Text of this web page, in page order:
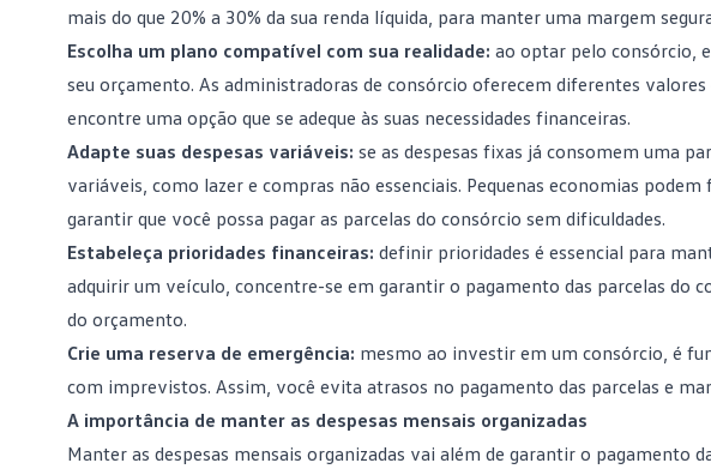
mais do que 20% a 30% da sua renda líquida, para manter uma margem
Escolha um plano compatível com sua realidade: ao optar pelo consórcio,
seu orçamento. As administradoras de consórcio oferecem diferentes
encontre uma opção que se adeque às suas necessidades financeiras.
Adapte suas despesas variáveis: se as despesas fixas já consomem uma
variáveis, como lazer e compras não essenciais. Pequenas economias
garantir que você possa pagar as parcelas do consórcio sem dificuldades.
Estabeleça prioridades financeiras: definir prioridades é essencial para
adquirir um veículo, concentre-se em garantir o pagamento das parcelas do
do orçamento.
Crie uma reserva de emergência: mesmo ao investir em um consórcio, é
com imprevistos. Assim, você evita atrasos no pagamento das parcelas e
A importância de manter as despesas mensais organizadas
Manter as despesas mensais organizadas vai além de garantir o pagamento